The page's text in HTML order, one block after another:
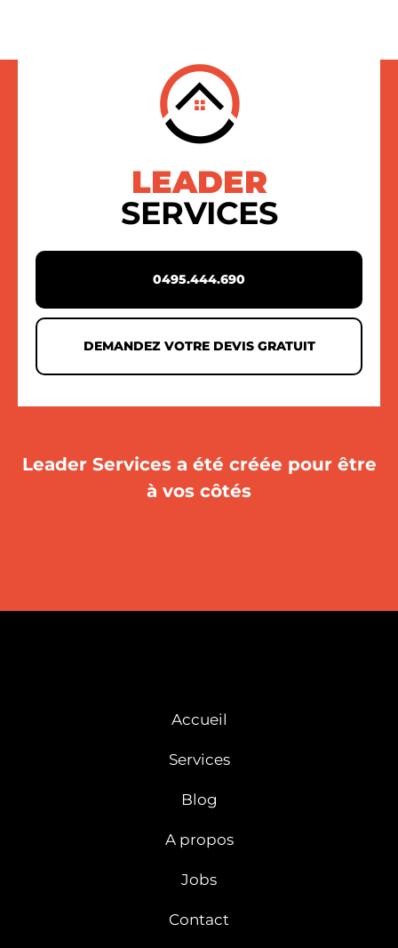
LEADER
SERVICES
0495.444.690
DEMANDEZ VOTRE DEVIS GRATUIT
Leader Services a été créée pour être
à vos côtés
Accueil
Services
Blog
A propos
Jobs
Contact